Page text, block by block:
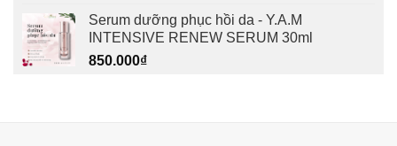
Serum dưỡng phục hồi da - Y.A.M
INTENSIVE RENEW SERUM 30ml
850.000₫